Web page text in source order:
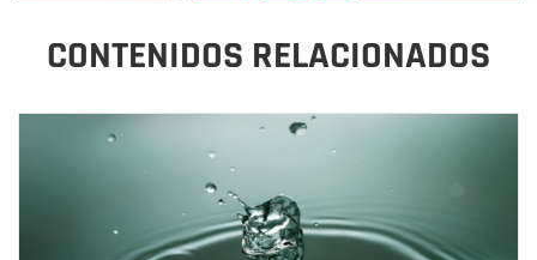
CONTENIDOS RELACIONADOS